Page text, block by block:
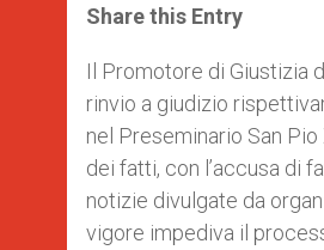
t
s
p
p
s
e
g
e
r
e
b
o
k
r
Share this Entry
Il Promotore di Giustizia
rinvio a giudizio
nel Preseminario San
dei fatti, con l’accusa di
notizie divulgate da
vigore impediva il